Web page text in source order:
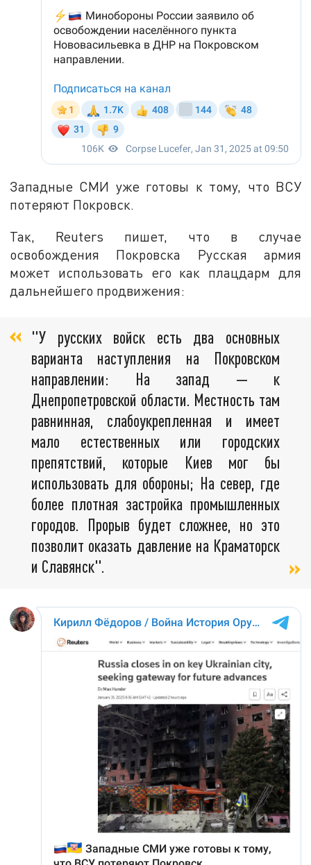
Западные СМИ уже готовы к тому, что ВСУ
потеряют Покровск.
Так, Reuters пишет, что в случае
освобождения Покровска Русская армия
может использовать его как плацдарм для
дальнейшего продвижения:
"У русских войск есть два основных
варианта наступления на Покровском
направлении: На запад — к
Днепропетровской области. Местность там
равнинная, слабоукрепленная и имеет
мало естественных или городских
препятствий, которые Киев мог бы
использовать для обороны; На север, где
более плотная застройка промышленных
городов. Прорыв будет сложнее, но это
позволит оказать давление на Краматорск
и Славянск".